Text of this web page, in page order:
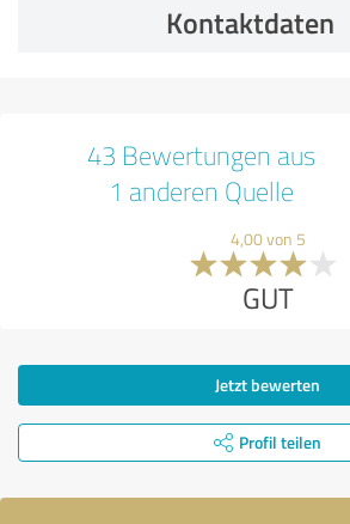
Kontaktdaten
43 Bewertungen aus
1 anderen Quelle
4,00 von 5
GUT
Jetzt bewerten
Profil teilen